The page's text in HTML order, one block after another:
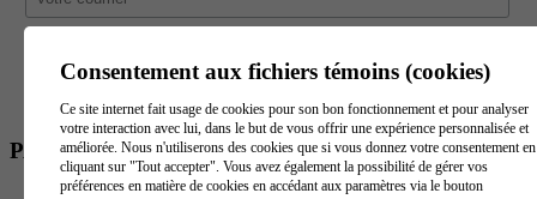
PARTENAIRES
Consentement aux fichiers témoins (cookies)
Ce site internet fait usage de cookies pour son bon fonctionnement et pour analyser
votre interaction avec lui, dans le but de vous offrir une expérience personnalisée et
améliorée. Nous n'utiliserons des cookies que si vous donnez votre consentement en
cliquant sur "Tout accepter". Vous avez également la possibilité de gérer vos
préférences en matière de cookies en accédant aux paramètres via le bouton